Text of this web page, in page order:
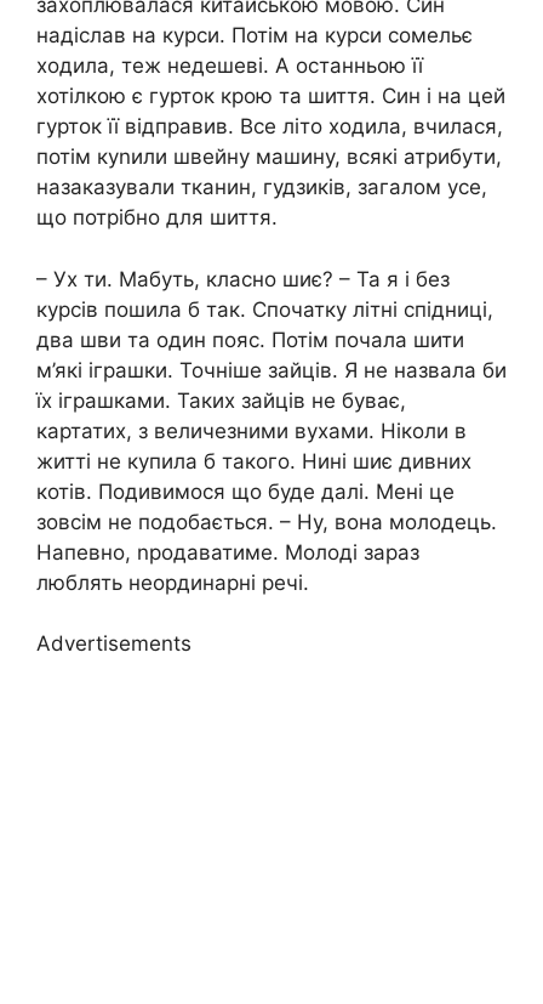
захоплювалася китайською мовою. Син
надіслав на курси. Потім на курси сомельє
ходила, теж недешеві. А останньою її
хотілкою є гурток крою та шиття. Син і на цей
гурток її відправив. Все літо ходила, вчилася,
потім куnили швейну машину, всякі атрибути,
назаказували тканин, гудзиків, загалом усе,
що потрібно для шиття.
– Ух ти. Мабуть, класно шиє? – Та я і без
курсів пошила б так. Спочатку літні спідниці,
два шви та один пояс. Потім почала шити
м’які іграшки. Точніше зайців. Я не назвала би
їх іграшками. Таких зайців не буває,
картатих, з величезними вухами. Ніколи в
житті не купила б такого. Нині шиє дивних
котів. Подивимося що буде далі. Мені це
зовсім не подобається. – Ну, вона молодець.
Напевно, nродаватиме. Молоді зараз
люблять неординарні речі.
Advertisements